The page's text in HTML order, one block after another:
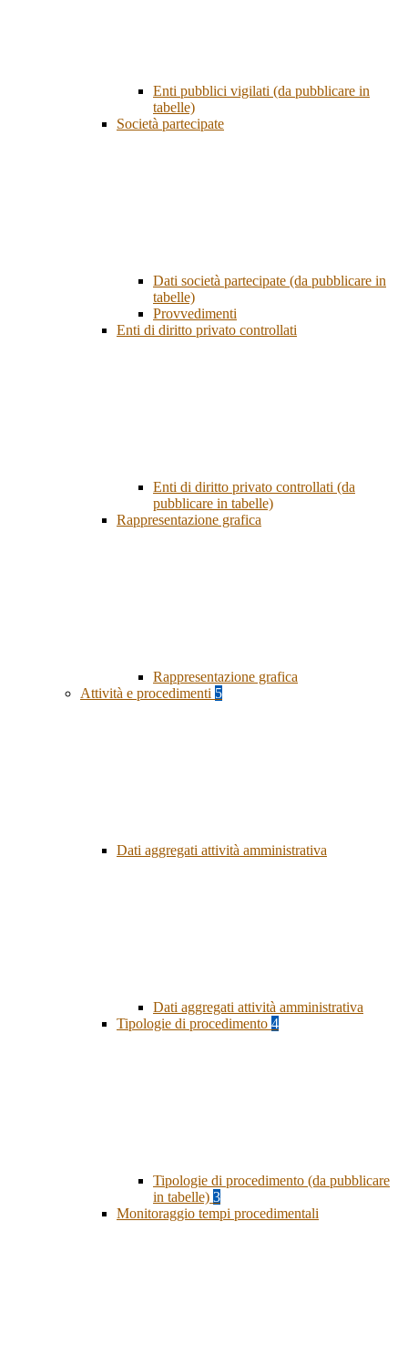
Enti pubblici vigilati (da pubblicare in
tabelle)
Società partecipate
Dati società partecipate (da pubblicare in
tabelle)
Provvedimenti
Enti di diritto privato controllati
Enti di diritto privato controllati (da
pubblicare in tabelle)
Rappresentazione grafica
Rappresentazione grafica
Attività e procedimenti 5
Dati aggregati attività amministrativa
Dati aggregati attività amministrativa
Tipologie di procedimento 4
Tipologie di procedimento (da pubblicare
in tabelle) 3
Monitoraggio tempi procedimentali